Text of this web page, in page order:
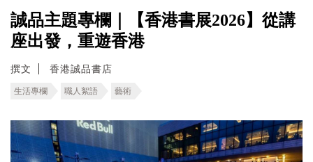
誠品主題專欄｜【香港書展2026】從講
座出發，重遊香港
撰文 香港誠品書店
生活專欄 職人絮語 藝術